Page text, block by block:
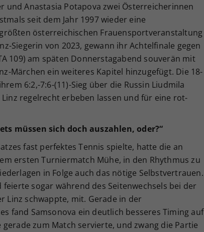
und Anastasia Potapova zwei Österreicherinnen
seit dem Jahr 1997 wieder eine
österreichischen Frauensportveranstaltung
Siegerin von 2023, gewann ihr Achtelfinale gegen
109) am späten Donnerstagabend souverän mit
Märchen ein weiteres Kapitel hinzugefügt. Die 18-
6:2,-7:6-(11)-Sieg über die Russin Liudmila
Linz regelrecht erbeben lassen und für eine rot-
müssen sich doch auszahlen, oder?“
fast perfektes Tennis spielte, hatte die an
ersten Turniermatch Mühe, in den Rhythmus zu
in Folge auch das nötige Selbstvertrauen.
sogar während des Seitenwechsels bei der
Linz schwappte, mit. Gerade in der
fand Samsonova ein deutlich besseres Timing auf
zum Match servierte, und zwang die Partie